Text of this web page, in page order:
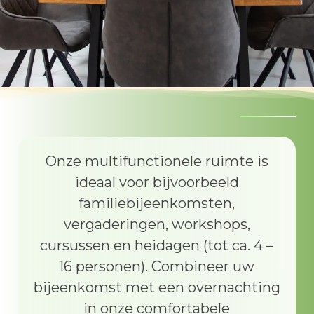
Onze multifunctionele ruimte is
ideaal voor bijvoorbeeld
familiebijeenkomsten,
vergaderingen, workshops,
cursussen en heidagen (tot ca. 4 –
16 personen). Combineer uw
bijeenkomst met een overnachting
in onze comfortabele